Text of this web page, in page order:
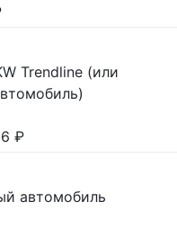
Trendline (или
₽
автомобиль